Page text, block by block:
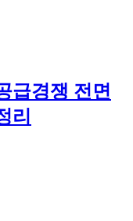
급경쟁 전면
리